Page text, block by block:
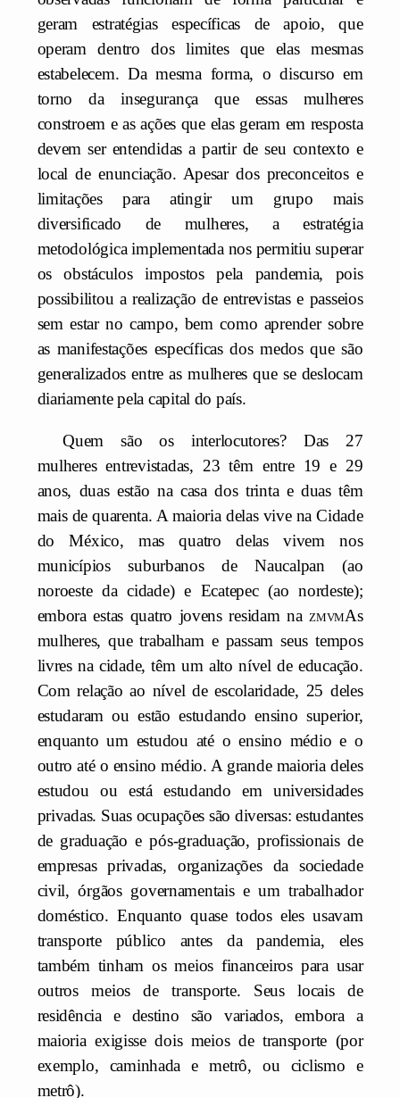
geram estratégias específicas de apoio, que
operam dentro dos limites que elas mesmas
estabelecem. Da mesma forma, o discurso em
torno da insegurança que essas mulheres
constroem e as ações que elas geram em resposta
devem ser entendidas a partir de seu contexto e
local de enunciação. Apesar dos preconceitos e
limitações para atingir um grupo mais
diversificado de mulheres, a estratégia
metodológica implementada nos permitiu superar
os obstáculos impostos pela pandemia, pois
possibilitou a realização de entrevistas e passeios
sem estar no campo, bem como aprender sobre
as manifestações específicas dos medos que são
generalizados entre as mulheres que se deslocam
diariamente pela capital do país.
Quem são os interlocutores? Das 27
mulheres entrevistadas, 23 têm entre 19 e 29
anos, duas estão na casa dos trinta e duas têm
mais de quarenta. A maioria delas vive na Cidade
do México, mas quatro delas vivem nos
municípios suburbanos de Naucalpan (ao
noroeste da cidade) e Ecatepec (ao nordeste);
embora estas quatro jovens residam na zmvmAs
mulheres, que trabalham e passam seus tempos
livres na cidade, têm um alto nível de educação.
Com relação ao nível de escolaridade, 25 deles
estudaram ou estão estudando ensino superior,
enquanto um estudou até o ensino médio e o
outro até o ensino médio. A grande maioria deles
estudou ou está estudando em universidades
privadas. Suas ocupações são diversas: estudantes
de graduação e pós-graduação, profissionais de
empresas privadas, organizações da sociedade
civil, órgãos governamentais e um trabalhador
doméstico. Enquanto quase todos eles usavam
transporte público antes da pandemia, eles
também tinham os meios financeiros para usar
outros meios de transporte. Seus locais de
residência e destino são variados, embora a
maioria exigisse dois meios de transporte (por
exemplo, caminhada e metrô, ou ciclismo e
metrô).